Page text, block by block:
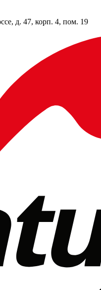
д. 47, корп. 4, пом. 19